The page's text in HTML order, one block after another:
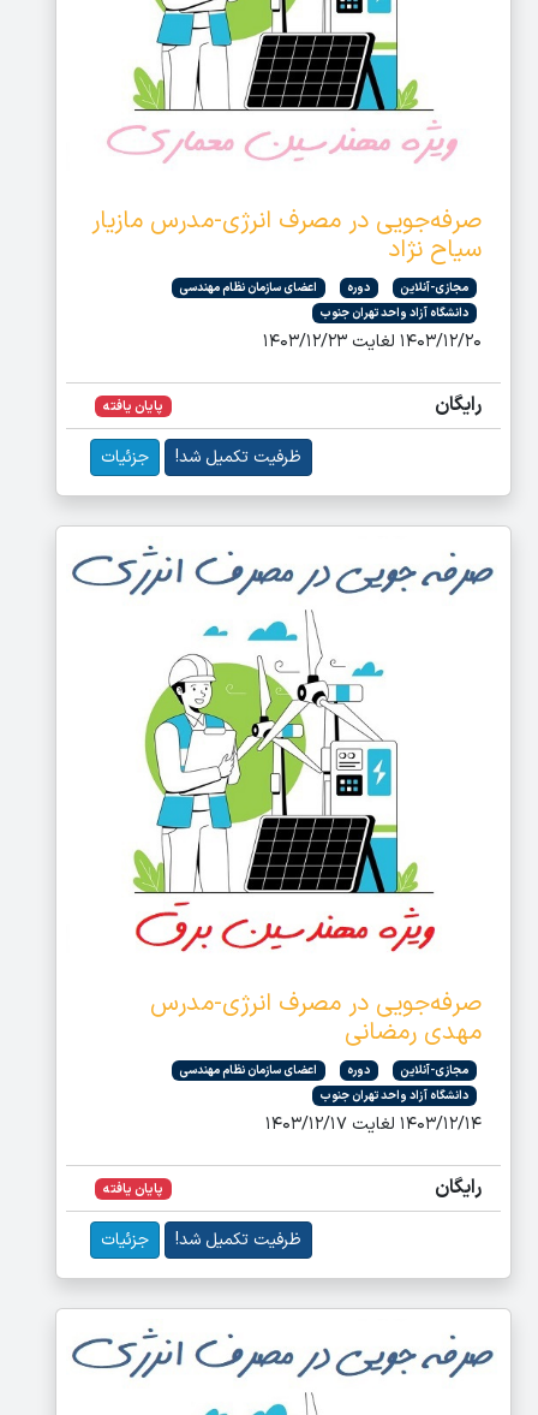
صرفه‌جویی در مصرف انرژی-مدرس مازیار
سیاح نژاد
مجازی-آنلاین دوره
اعضای سازمان نظام مهندسی
دانشگاه آزاد واحد تهران جنوب
۱۴۰۳/۱۲/۲۰ لغایت ۱۴۰۳/۱۲/۲۳
رایگان پایان یافته
ظرفیت تکمیل شد! جزئیات
صرفه‌جویی در مصرف انرژی-مدرس
مهدی رمضانی
مجازی-آنلاین دوره
اعضای سازمان نظام مهندسی
دانشگاه آزاد واحد تهران جنوب
۱۴۰۳/۱۲/۱۴ لغایت ۱۴۰۳/۱۲/۱۷
رایگان پایان یافته
ظرفیت تکمیل شد! جزئیات